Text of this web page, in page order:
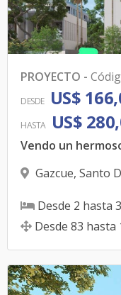
PROYECTO -
DESDE US$
HASTA US$
Gazcue, Santo
Desde 2 hasta 3
Desde 83 hasta